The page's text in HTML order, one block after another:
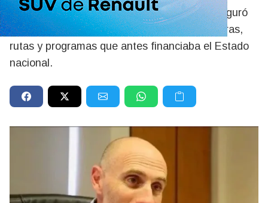
El ministro de Obras y Servicios Públicos aseguró
que Río Negro tuvo que hacerse cargo de obras,
rutas y programas que antes financiaba el Estado
nacional.